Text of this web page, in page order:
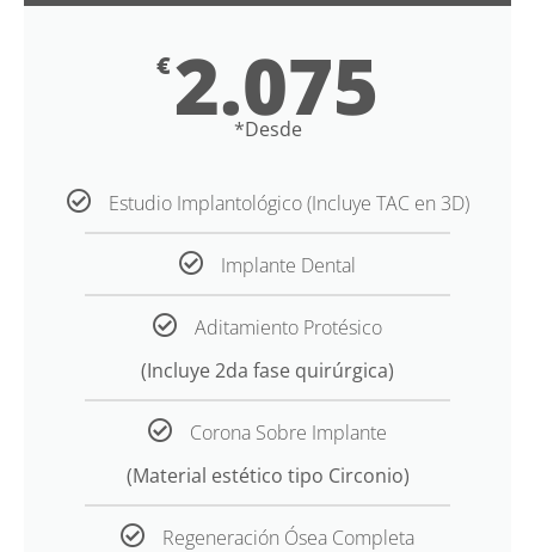
€2.075
*Desde
Estudio Implantológico (Incluye TAC en 3D)
Implante Dental
Aditamiento Protésico
(Incluye 2da fase quirúrgica)
Corona Sobre Implante
(Material estético tipo Circonio)
Regeneración Ósea Completa